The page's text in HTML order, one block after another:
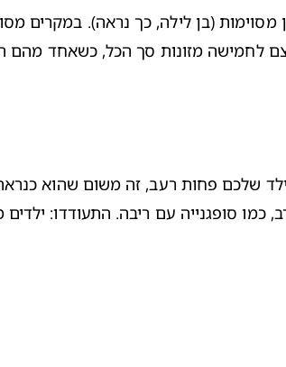
לחמישה מזונות סך הכל, כשאחד מהם